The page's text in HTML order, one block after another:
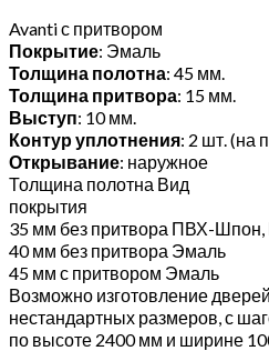
Avanti с притвором
Покрытие: Эмаль
Толщина полотна: 45 мм.
Толщина притвора: 15 мм.
Выступ: 10 мм.
Контур уплотнения: 2 шт. (на
Открывание: наружное
Толщина полотна Вид
покрытия
35 мм без притвора ПВХ-
40 мм без притвора Эмаль
45 мм с притвором Эмаль
Возможно изготовление
нестандартных размеров, с
по высоте 2400 мм и ширине